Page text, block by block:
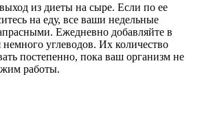
из диеты на сыре. Если по ее
на еду, все ваши недельные
Ежедневно добавляйте в
углеводов. Их количество
постепенно, пока ваш организм не
работы.